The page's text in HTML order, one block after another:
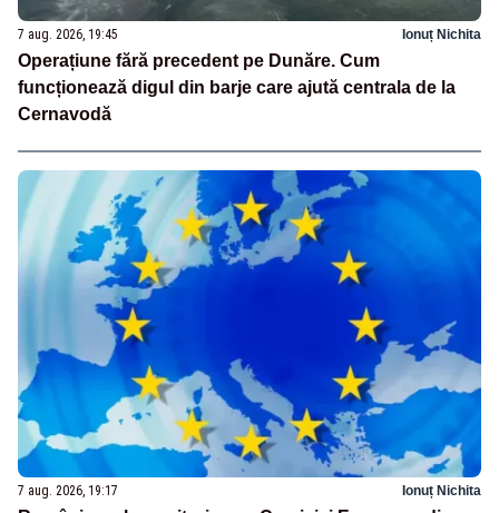
7 aug. 2026, 19:45 Ionuț Nichita
Operațiune fără precedent pe Dunăre. Cum
funcționează digul din barje care ajută centrala de la
Cernavodă
7 aug. 2026, 19:17 Ionuț Nichita